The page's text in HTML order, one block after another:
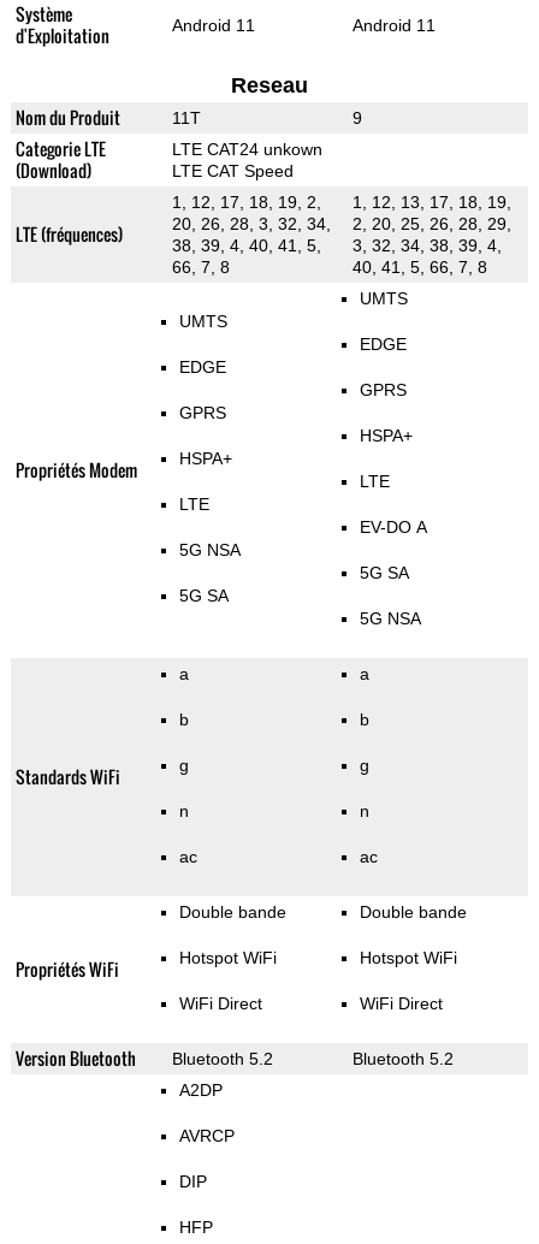
Système
d'Exploitation
Android 11 Android 11
Reseau
Nom du Produit 11T 9
Categorie LTE
(Download)
LTE CAT24 unkown
LTE CAT Speed
LTE (fréquences)
1, 12, 17, 18, 19, 2,
20, 26, 28, 3, 32, 34,
38, 39, 4, 40, 41, 5,
66, 7, 8
1, 12, 13, 17, 18, 19,
2, 20, 25, 26, 28, 29,
3, 32, 34, 38, 39, 4,
40, 41, 5, 66, 7, 8
Propriétés Modem
UMTS
EDGE
GPRS
HSPA+
LTE
5G NSA
5G SA
UMTS
EDGE
GPRS
HSPA+
LTE
EV-DO A
5G SA
5G NSA
Standards WiFi
a
b
g
n
ac
a
b
g
n
ac
Propriétés WiFi
Double bande
Hotspot WiFi
WiFi Direct
Double bande
Hotspot WiFi
WiFi Direct
Version Bluetooth Bluetooth 5.2
Bluetooth 5.2
A2DP
AVRCP
DIP
HFP